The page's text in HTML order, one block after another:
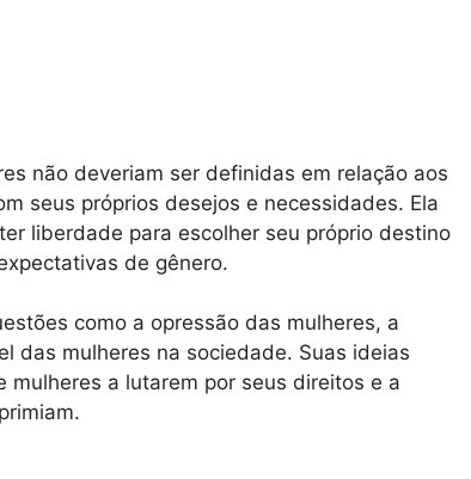
não deveriam ser definidas em relação aos
seus próprios desejos e necessidades. Ela
liberdade para escolher seu próprio destino
de gênero.
como a opressão das mulheres, a
das mulheres na sociedade. Suas ideias
a lutarem por seus direitos e a